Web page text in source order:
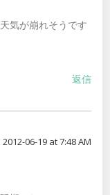
気が崩れそうです
返信
2012-06-19 at 7:48 AM